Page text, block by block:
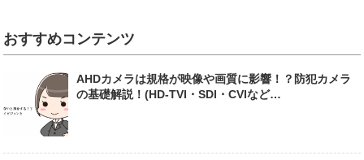
おすすめコンテンツ
AHDカメラは規格が映像や画質に影響！？防犯カメラ
の基礎解説！(HD-TVI・SDI・CVIなど…